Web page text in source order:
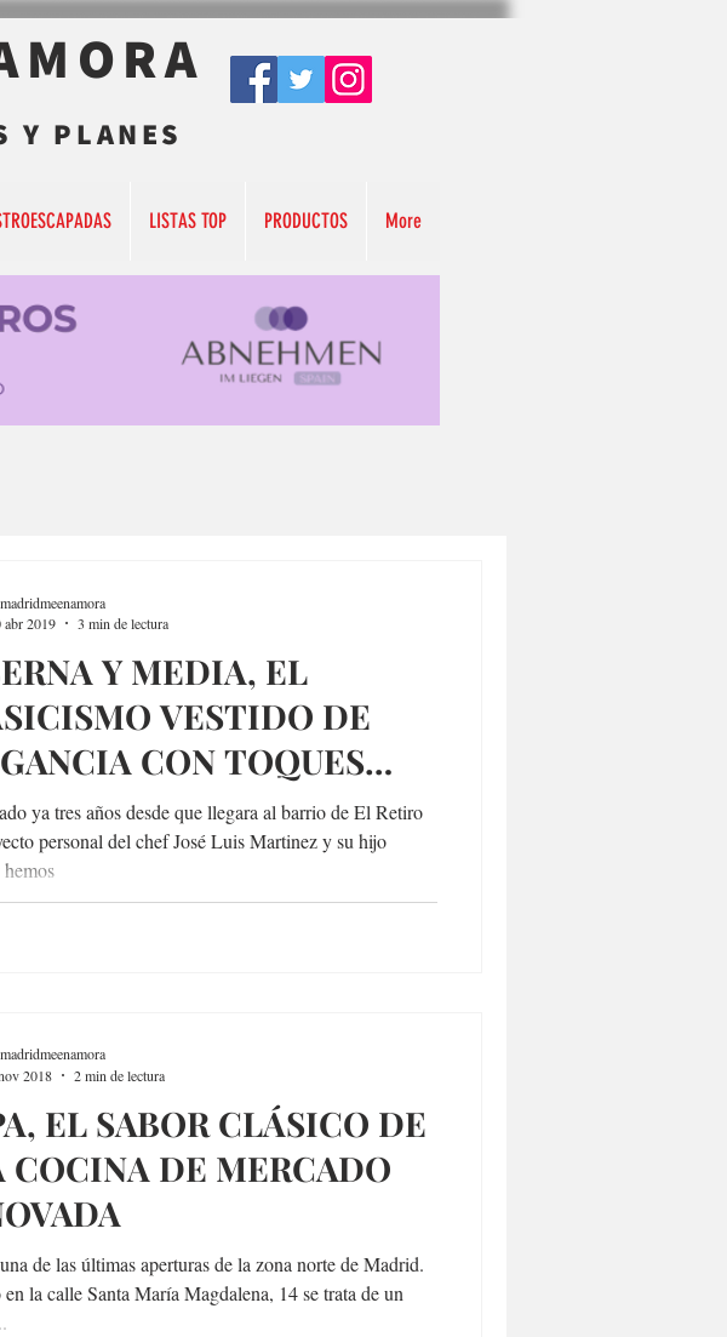
Y PLANES
LISTAS TOP PRODUCTOS More
Y MEDIA, EL
VESTIDO DE
CON TOQUES
ya tres años desde que llegara al barrio de El Retiro
personal del chef José Luis Martinez y su hijo
abr 2019
3 min de lectura
EL SABOR CLÁSICO DE
COCINA DE MERCADO
de las últimas aperturas de la zona norte de Madrid.
la calle Santa María Magdalena, 14 se trata de un
2018
2 min de lectura